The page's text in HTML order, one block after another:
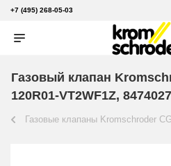
+7 (495) 268-05-03
Газовый клапан
120R01-VT2WF1Z,
Газовые клапаны Kromschroder CG